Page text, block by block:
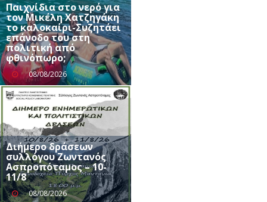
Παιχνίδια στο νερό για
τον Μικέλη Χατζηγάκη
το καλοκαίρι-Συζητάει
επάνοδο του στη
πολιτική από
φθινόπωρο;
08/08/2026
Διήμερο δράσεων
συλλόγου Ζωντανός
Ασπροπόταμος – 10-
11/8
08/08/2026